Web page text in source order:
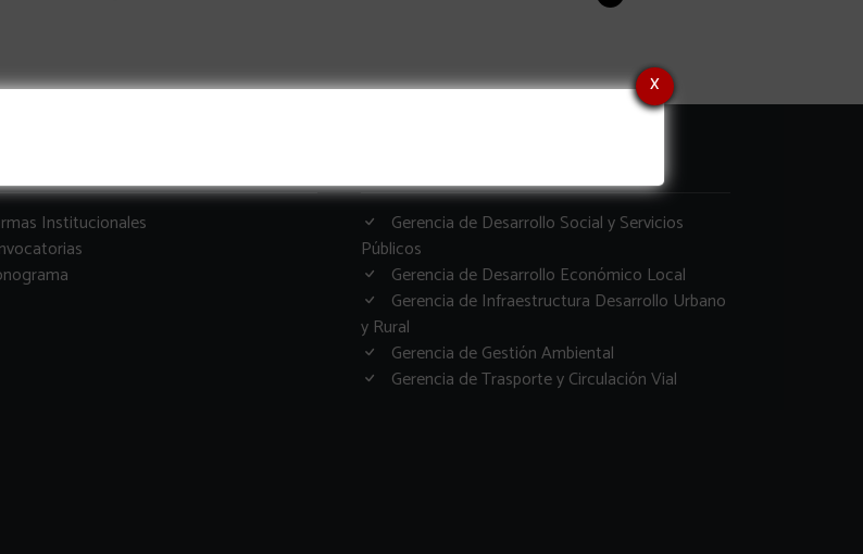
x
Institucionales
Gerencia de Desarrollo Social y Servicios
Públicos
Gerencia de Desarrollo Económico Local
Gerencia de Infraestructura Desarrollo Urbano
y Rural
Gerencia de Gestión Ambiental
Gerencia de Trasporte y Circulación Vial